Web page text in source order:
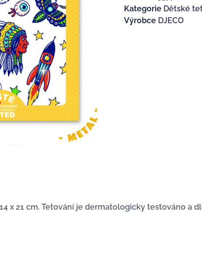
Kategorie Dětské
Výrobce DJECO
x 21 cm. Tetování je dermatologicky testováno a